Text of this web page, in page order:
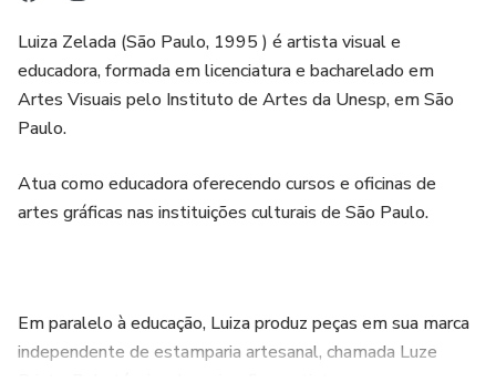
Luiza Zelada (São Paulo, 1995 ) é artista visual e
educadora, formada em licenciatura e bacharelado em
Artes Visuais pelo Instituto de Artes da Unesp, em São
Paulo.
Atua como educadora oferecendo cursos e oficinas de
artes gráficas nas instituições culturais de São Paulo.
Em paralelo à educação, Luiza produz peças em sua marca
independente de estamparia artesanal, chamada Luze